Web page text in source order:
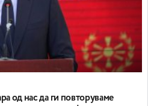
од нас да ги повторуваме